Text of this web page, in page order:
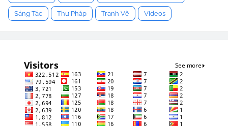
Sáng Tác Thư Pháp Tranh Vẽ Videos